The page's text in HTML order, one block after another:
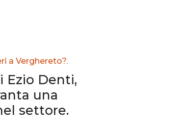
a Verghereto?.
Ezio Denti,
una
settore.